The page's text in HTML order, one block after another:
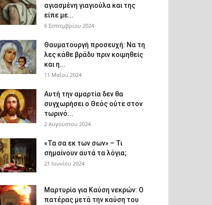
αγιασμένη γιαγιούλα και της
είπε με...
6 Σεπτεμβρίου 2024
Θαυματουργή προσευχή: Να τη
λες κάθε βράδυ πριν κοιμηθείς
και η...
11 Μαΐου 2024
Αυτή την αμαρτία δεν θα
συγχωρήσει ο Θεός ούτε στον
τωρινό...
2 Αυγούστου 2024
«Τα σα εκ των σων» – Τι
σημαίνουν αυτά τα λόγια;
21 Ιουνίου 2024
Μαρτυρία για Καύση νεκρών: Ο
πατέρας μετά την καύση του